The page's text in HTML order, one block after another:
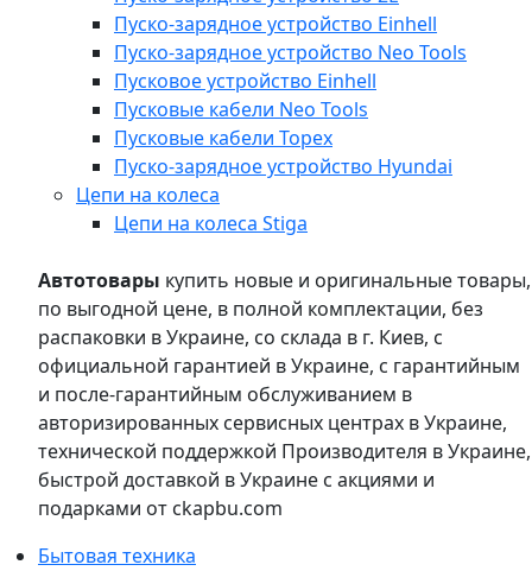
Пуско-зарядное устройство Einhell
Пуско-зарядное устройство Neo Tools
Пусковое устройство Einhell
Пусковые кабели Neo Tools
Пусковые кабели Topex
Пуско-зарядное устройство Hyundai
Цепи на колеса
Цепи на колеса Stiga
Автотовары купить новые и оригинальные товары,
по выгодной цене, в полной комплектации, без
распаковки в Украине, со склада в г. Киев, с
официальной гарантией в Украине, с гарантийным
и после-гарантийным обслуживанием в
авторизированных сервисных центрах в Украине,
технической поддержкой Производителя в Украине,
быстрой доставкой в Украине с акциями и
подарками от ckapbu.com
Бытовая техника